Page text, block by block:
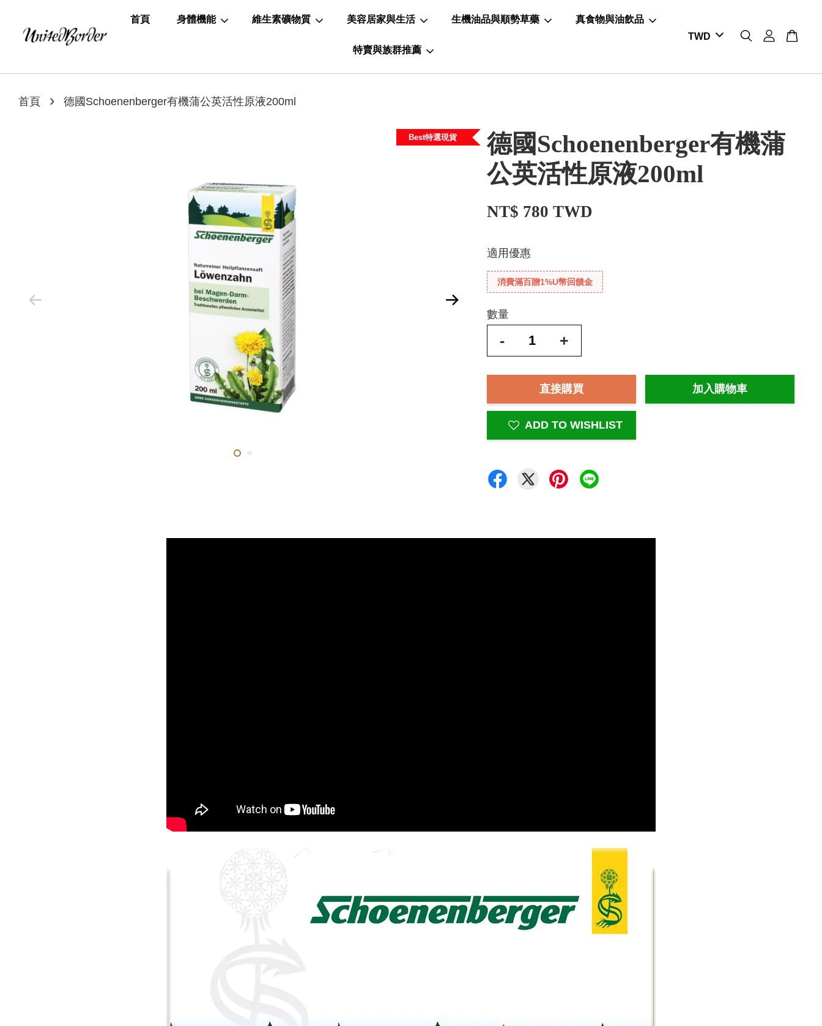
首頁 身體機能 維生素礦物質 美容居家與生活 生機油品與順勢草藥 真食物與油飲品
特賣與族群推薦
首頁 › 德國Schoenenberger有機蒲公英活性原液200ml
Best特選現貨
德國Schoenenberger有機蒲
公英活性原液200ml
NT$ 780 TWD
適用優惠
消費滿百贈1%U幣回饋金
數量
- +
直接購買 加入購物車
ADD TO WISHLIST